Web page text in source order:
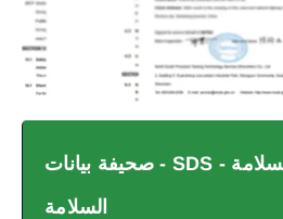
صحيفة بيانات السلامة - SDS - صحيفة بيانات
السلامة